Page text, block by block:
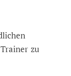
zu